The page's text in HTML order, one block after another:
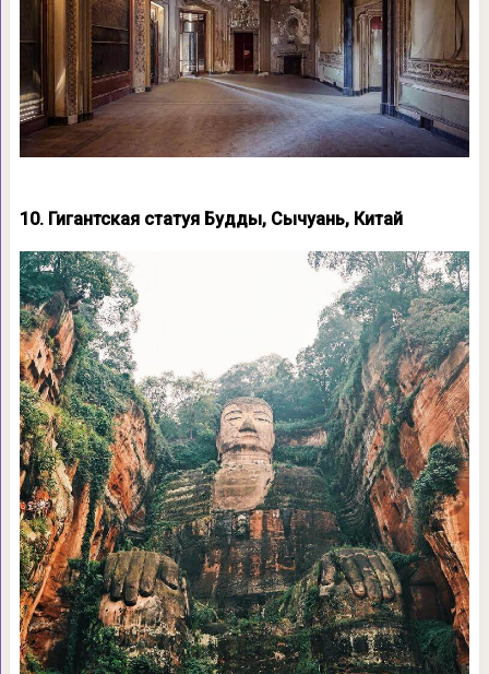
10. Гигантская статуя Будды, Сычуань, Китай